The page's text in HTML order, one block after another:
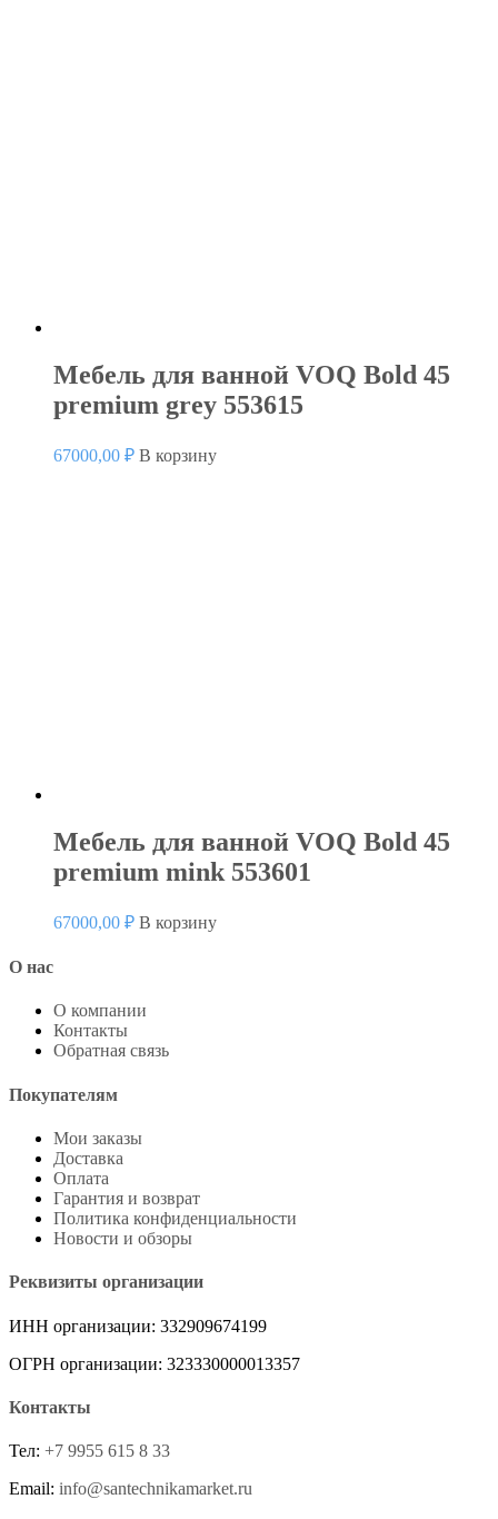
Мебель для ванной VOQ Bold 45
premium grey 553615
67000,00 ₽ В корзину
Мебель для ванной VOQ Bold 45
premium mink 553601
67000,00 ₽ В корзину
О нас
О компании
Контакты
Обратная связь
Покупателям
Мои заказы
Доставка
Оплата
Гарантия и возврат
Политика конфиденциальности
Новости и обзоры
Реквизиты организации
ИНН организации: 332909674199
ОГРН организации: 323330000013357
Контакты
Тел: +7 9955 615 8 33
Email: info@santechnikamarket.ru